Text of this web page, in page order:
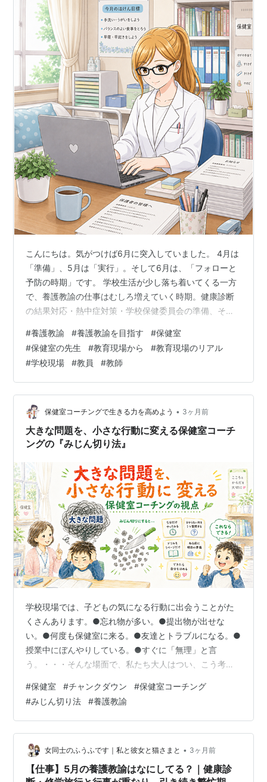
こんにちは。気がつけば6月に突入していました。 4月は
「準備」、5月は「実行」。そして6月は、「フォローと
予防の時期」です。 学校生活が少し落ち着いてくる一方
で、養護教諭の仕事はむしろ増えていく時期。健康診断
の結果対応・熱中症対策・学校保健委員会の準備、そし
多いのが6月の特徴です。 今回は、6月の養護教諭がどん
な仕事をしているのかをご紹介します。 ☂️6月の養護教諭
の主な仕事 健康診断の事後措置 熱中症対策が本格化 学
校保健委員会の準備 💔心因性の来室が増える時期 なぜ6
月に増えるのか 🌈おわりに：忙しいけど余裕も出てくる
保健室 ☂️6月の養護…
#養護教諭 #養護教諭を目指す #保健室
#保健室の先生 #教育現場から #教育現場のリアル
#学校現場 #教員 #教師
保健室コーチングで生きる力を高めよう • 3ヶ月前
大きな問題を、小さな行動に変える保健室コーチ
ングの『みじん切り法』
学校現場では、子どもの気になる行動に出会うことがた
くさんあります。●忘れ物が多い。●提出物が出せな
い。●何度も保健室に来る。●友達とトラブルになる。●
授業中にぼんやりしている。●すぐに「無理」と言
う。・・・そんな場面で、私たち大人はつい、こう考え
また同じことをするのだろう？」「なぜ、やる気が出な
いのだろう？」もちろん、「なぜ」と考えることが悪い
わけではありません。背景を理解しようとする大切な問
いでもあります。けれども、子どもへの関わりの中で
「なぜ？」ばかりになると、子どもは責められているよ
うに感じることがあります。 ■「なぜ？」が責め言葉に
聞こ…
#保健室 #チャンクダウン #保健室コーチング
#みじん切り法 #養護教諭
女同士のふうふです｜私と彼女と猫さまと • 3ヶ月前
【仕事】5月の養護教諭はなにしてる？｜健康診